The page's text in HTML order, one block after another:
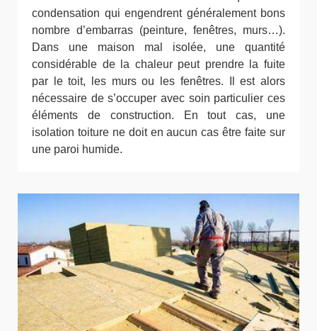
condensation qui engendrent généralement bons
nombre d’embarras (peinture, fenêtres, murs…).
Dans une maison mal isolée, une quantité
considérable de la chaleur peut prendre la fuite
par le toit, les murs ou les fenêtres. Il est alors
nécessaire de s’occuper avec soin particulier ces
éléments de construction. En tout cas, une
isolation toiture ne doit en aucun cas être faite sur
une paroi humide.